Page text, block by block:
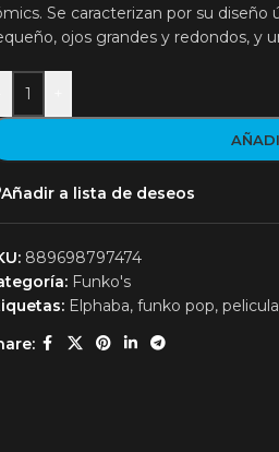
Se caracterizan por su
ojos grandes y redondos, y
Añadir a lista de deseos
889698797474
Funko's
Elphaba, funko pop,